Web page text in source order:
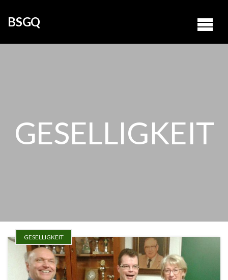
BSGQ
GESELLIGKEIT
GESELLIGKEIT